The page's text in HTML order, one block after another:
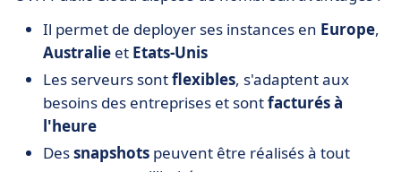
Il permet de deployer ses instances en Europe,
Australie et Etats-Unis
Les serveurs sontflexibles, s'adaptent aux
besoins des entreprises et sontfacturés à
l'heure
Dessnapshots peuvent être réalisés à tout